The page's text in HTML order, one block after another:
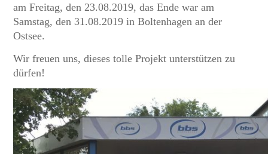
am Freitag, den 23.08.2019, das Ende war am
Samstag, den 31.08.2019 in Boltenhagen an der
Ostsee.
Wir freuen uns, dieses tolle Projekt unterstützen zu
dürfen!